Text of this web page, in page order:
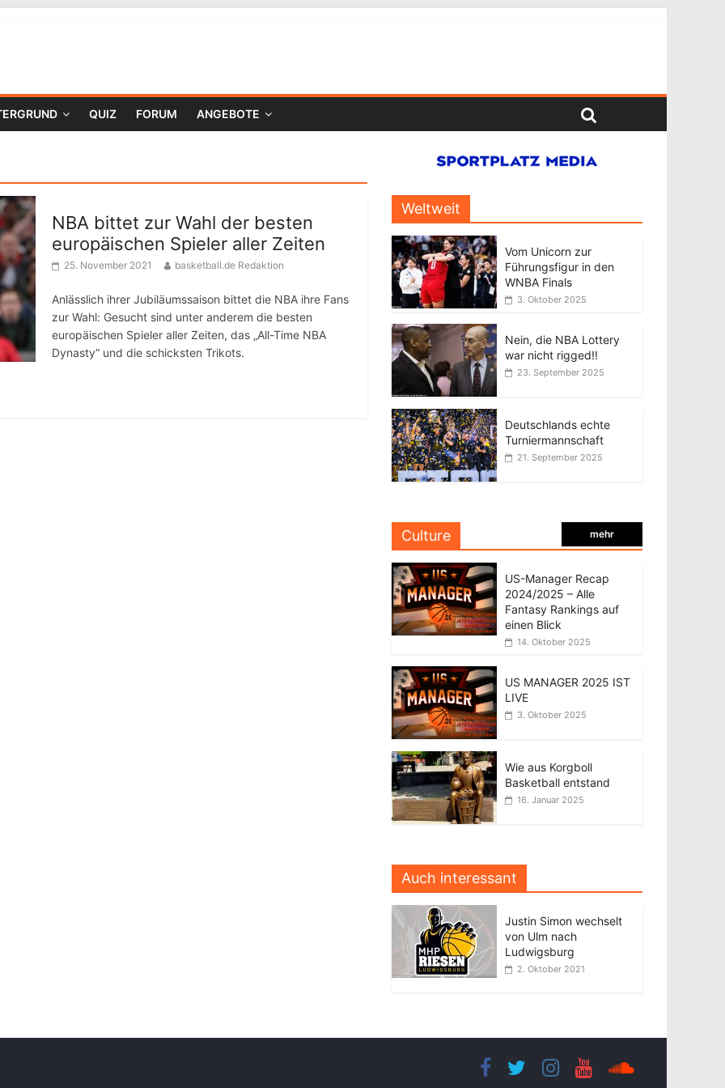
QUIZ FORUM ANGEBOTE
NBA bittet zur Wahl der besten
europäischen Spieler aller Zeiten
25. November 2021 basketball.de Redaktion
Anlässlich ihrer Jubiläumssaison bittet die NBA ihre Fans
zur Wahl: Gesucht sind unter anderem die besten
europäischen Spieler aller Zeiten, das „All-Time NBA
Dynasty“ und die schicksten Trikots.
Weltweit
Vom Unicorn zur
Führungsfigur in den
WNBA Finals
3. Oktober 2025
Nein, die NBA Lottery
war nicht rigged!!
23. September 2025
Deutschlands echte
Turniermannschaft
21. September 2025
Culture mehr
US-Manager Recap
2024/2025 – Alle
Fantasy Rankings auf
einen Blick
14. Oktober 2025
US MANAGER 2025 IST
LIVE
3. Oktober 2025
Wie aus Korgboll
Basketball entstand
16. Januar 2025
Auch interessant
Justin Simon wechselt
von Ulm nach
Ludwigsburg
2. Oktober 2021